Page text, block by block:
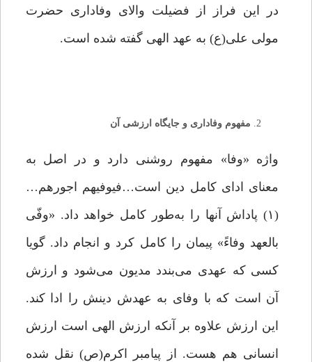
در این فراز از فضیلت والای وفاداری حضرت
مولی علی(ع) به عهد الهی گفته شده است.
مفهوم وفاداری و جایگاه ارزشی آن
واژه «وفا» مفهوم روشنی دارد و در اصل به
معنای ادای کامل دین است…فیوفیهم اجورهم…
(۱) پاداش آنها را به‌طور کامل خواهد داد. «وفّی
بالعهد وفاءً» پیمان را کامل کرد و انجام داد. گویا
کسی که عهدی می‌بندد مدیون می‌شود و ارزش
آن است که با وفای به عهدش دینش را ادا کند.
این ارزش علاوه بر آنکه ارزش الهی است ارزش
انسانی هم هست. از پیامبر اکرم(ص) نقل شده